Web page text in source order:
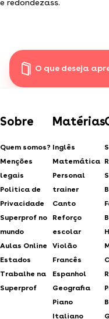
e redondezass.
O que deseja
Sobre
Quem somos?
Menções
legais
Politica de
Privacidade
Superprof no
mundo
Aulas Online
Estados
Trabalhe na
Superprof
Matérias
Inglês
Matemática
Personal
trainer
Canto
Reforço
escolar
Violão
Francês
Espanhol
Geografia
Piano
Italiano